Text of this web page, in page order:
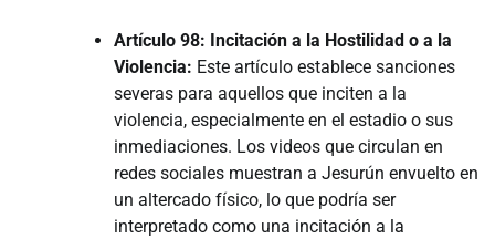
Artículo 98: Incitación a la Hostilidad o a la
Violencia: Este artículo establece sanciones
severas para aquellos que inciten a la
violencia, especialmente en el estadio o sus
inmediaciones. Los videos que circulan en
redes sociales muestran a Jesurún envuelto en
un altercado físico, lo que podría ser
interpretado como una incitación a la